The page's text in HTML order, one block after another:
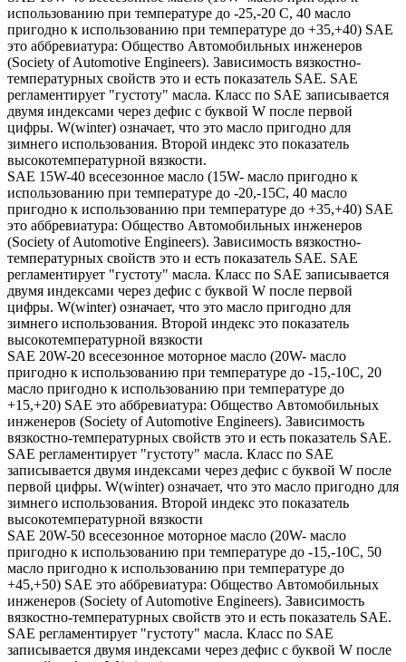
использованию при температуре до -25,-20 С, 40 масло
пригодно к использованию при температуре до +35,+40) SAE
это аббревиатура: Общество Автомобильных инженеров
(Society of Automotive Engineers). Зависимость вязкостно-
температурных свойств это и есть показатель SAE. SAE
регламентирует "густоту" масла. Класс по SAE записывается
двумя индексами через дефис с буквой W после первой
цифры. W(winter) означает, что это масло пригодно для
зимнего использования. Второй индекс это показатель
высокотемпературной вязкости.
SAE 15W-40 всесезонное масло (15W- масло пригодно к
использованию при температуре до -20,-15С, 40 масло
пригодно к использованию при температуре до +35,+40) SAE
это аббревиатура: Общество Автомобильных инженеров
(Society of Automotive Engineers). Зависимость вязкостно-
температурных свойств это и есть показатель SAE. SAE
регламентирует "густоту" масла. Класс по SAE записывается
двумя индексами через дефис с буквой W после первой
цифры. W(winter) означает, что это масло пригодно для
зимнего использования. Второй индекс это показатель
высокотемпературной вязкости
SAE 20W-20 всесезонное моторное масло (20W- масло
пригодно к использованию при температуре до -15,-10С, 20
масло пригодно к использованию при температуре до
+15,+20) SAE это аббревиатура: Общество Автомобильных
инженеров (Society of Automotive Engineers). Зависимость
вязкостно-температурных свойств это и есть показатель SAE.
SAE регламентирует "густоту" масла. Класс по SAE
записывается двумя индексами через дефис с буквой W после
первой цифры. W(winter) означает, что это масло пригодно для
зимнего использования. Второй индекс это показатель
высокотемпературной вязкости
SAE 20W-50 всесезонное моторное масло (20W- масло
пригодно к использованию при температуре до -15,-10С, 50
масло пригодно к использованию при температуре до
+45,+50) SAE это аббревиатура: Общество Автомобильных
инженеров (Society of Automotive Engineers). Зависимость
вязкостно-температурных свойств это и есть показатель SAE.
SAE регламентирует "густоту" масла. Класс по SAE
записывается двумя индексами через дефис с буквой W после